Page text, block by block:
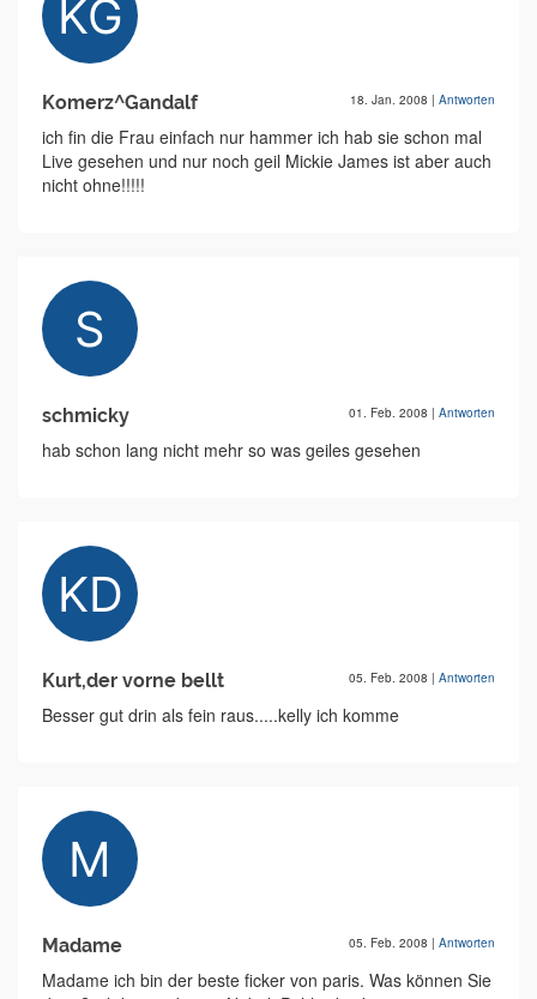
Komerz^Gandalf 18. Jan. 2008 | Antworten
ich fin die Frau einfach nur hammer ich hab sie schon mal
Live gesehen und nur noch geil Mickie James ist aber auch
nicht ohne!!!!!
schmicky 01. Feb. 2008 | Antworten
hab schon lang nicht mehr so was geiles gesehen
Kurt,der vorne bellt 05. Feb. 2008 | Antworten
Besser gut drin als fein raus.....kelly ich komme
Madame 05. Feb. 2008 | Antworten
Madame ich bin der beste ficker von paris. Was können Sie